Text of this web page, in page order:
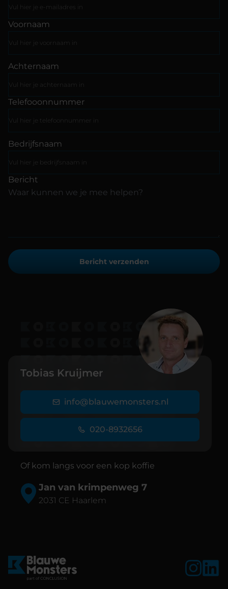
Voornaam
Achternaam
Telefooonnummer
Bedrijfsnaam
Bericht
Bericht verzenden
Tobias Kruijmer
info@blauwemonsters.nl
020-8932656
Of kom langs voor een kop koffie
Jan van krimpenweg 7
2031 CE Haarlem